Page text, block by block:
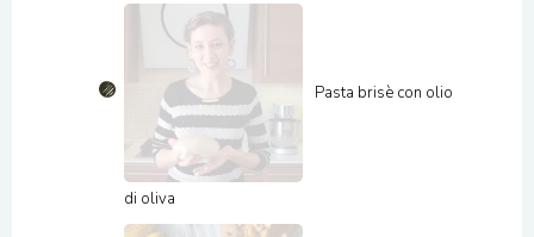
Pasta brisè con olio
di oliva